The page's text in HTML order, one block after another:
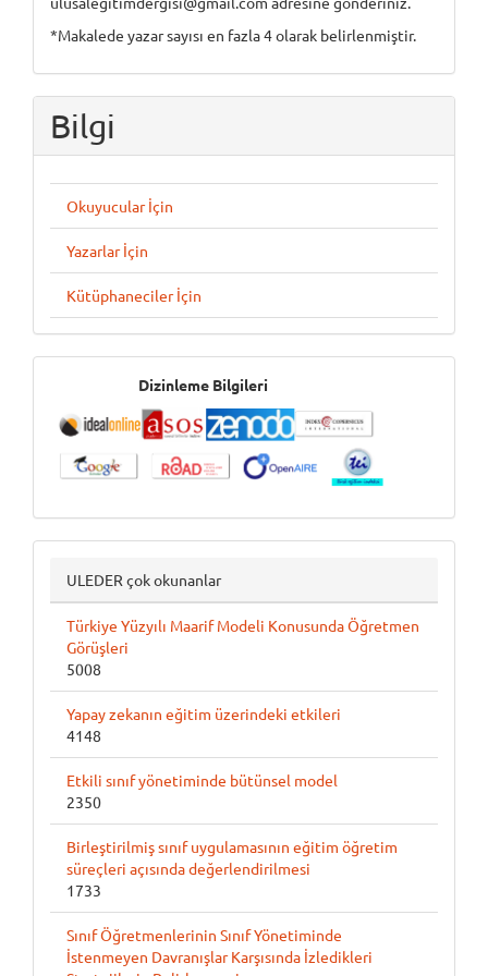
*Makalede yazar sayısı en fazla 4 olarak belirlenmiştir.
Bilgi
Okuyucular İçin
Yazarlar İçin
Kütüphaneciler İçin
İndeksler
Dizinleme Bilgileri
ULEDER çok okunanlar
Türkiye Yüzyılı Maarif Modeli Konusunda Öğretmen
Görüşleri
5008
Yapay zekanın eğitim üzerindeki etkileri
4148
Etkili sınıf yönetiminde bütünsel model
2350
Birleştirilmiş sınıf uygulamasının eğitim öğretim
süreçleri açısında değerlendirilmesi
1733
Sınıf Öğretmenlerinin Sınıf Yönetiminde
İstenmeyen Davranışlar Karşısında İzledikleri